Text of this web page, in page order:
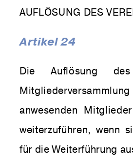
AUFLÖSUNG DES
Artikel 24
Die Auflösung
anwesenden
weiterzuführen, wenn
für die Weiterführung